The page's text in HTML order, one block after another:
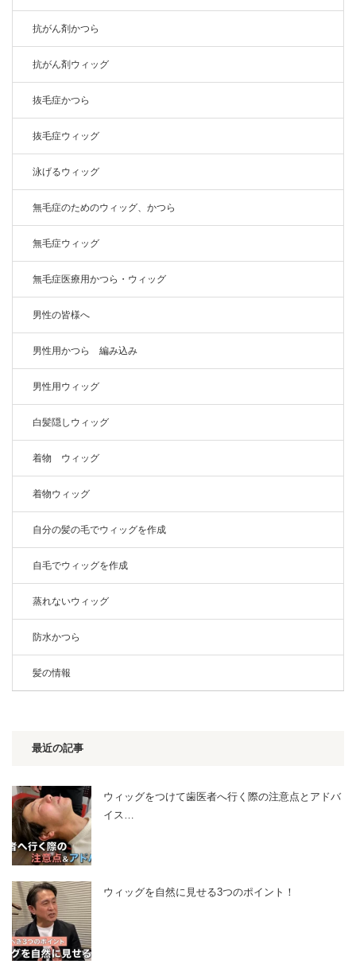
抗がん剤かつら
抗がん剤ウィッグ
抜毛症かつら
抜毛症ウィッグ
泳げるウィッグ
無毛症のためのウィッグ、かつら
無毛症ウィッグ
無毛症医療用かつら・ウィッグ
男性の皆様へ
男性用かつら 編み込み
男性用ウィッグ
白髪隠しウィッグ
着物 ウィッグ
着物ウィッグ
自分の髪の毛でウィッグを作成
自毛でウィッグを作成
蒸れないウィッグ
防水かつら
髪の情報
最近の記事
ウィッグをつけて歯医者へ行く際の注意点とアドバ
イス…
ウィッグを自然に見せる3つのポイント！